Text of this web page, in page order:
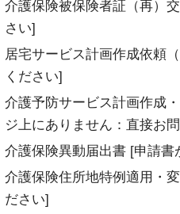
介護保険被保険者証（再）
さい]
居宅サービス計画作成依頼
ください]
介護予防サービス計画作成
ジ上にありません：直接お
介護保険異動届出書 [申請書
介護保険住所地特例適用・
ださい]